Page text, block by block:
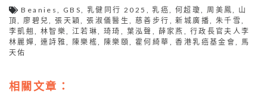
Beanies, GBS,乳健同行 2025 ,乳癌,何超瓊,周美鳳, 山
頂,廖碧兒,張天穎,張淑儀醫生,慈善步行 ,新城廣播, 朱千雪,
李凱翹,林智樂,江若琳,琦琦 , 葉泓聲 , 薛家燕 , 行政長官夫人李
林麗嬋,連詩雅, 陳樂榣, 陳樂頤,霍何綺華 ,香港乳癌基金會, 馬
天佑
相關文章：